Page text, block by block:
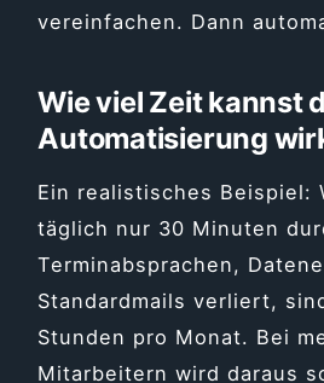
vereinfachen. Dann
Wie viel Zeit kannst
Automatisierung
Ein realistisches Beispiel:
täglich nur 30 Minuten
Terminabsprachen,
Standardmails verliert,
Stunden pro Monat. Bei
Mitarbeitern wird daraus